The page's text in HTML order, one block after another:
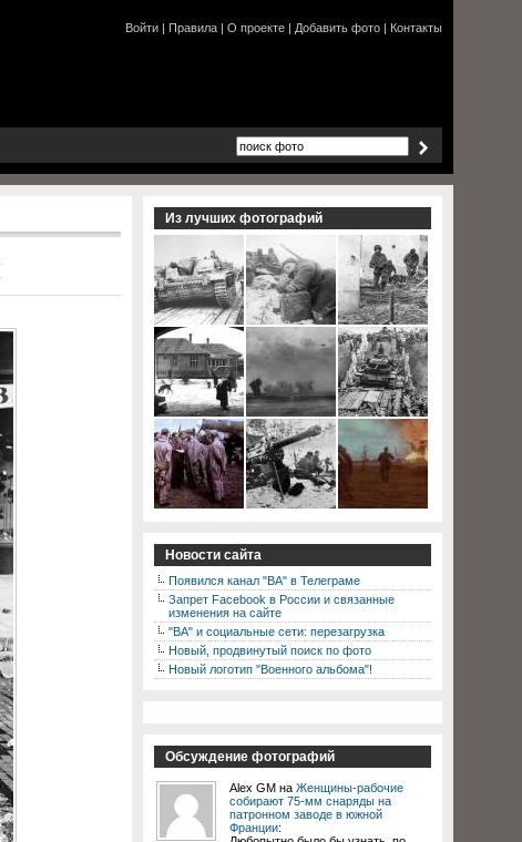
Войти | Правила | О проекте | Добавить фото | Контакты
Из лучших фотографий
Новости сайта
Появился канал "ВА" в Телеграме
Запрет Facebook в России и связанные
изменения на сайте
"ВА" и социальные сети: перезагрузка
Новый, продвинутый поиск по фото
Новый логотип "Военного альбома"!
Обсуждение фотографий
Alex GM на Женщины-рабочие
собирают 75-мм снаряды на
патронном заводе в южной
Франции: